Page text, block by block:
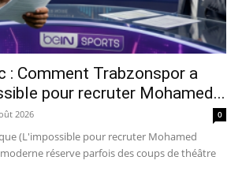
: Comment Trabzonspor a
pour recruter Mohamed...
2026 0
(L'impossible pour recruter Mohamed
réserve parfois des coups de théâtre